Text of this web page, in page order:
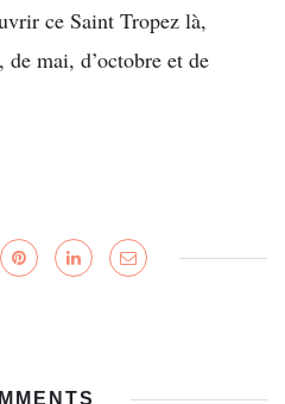
ce Saint Tropez là,
mai, d’octobre et de